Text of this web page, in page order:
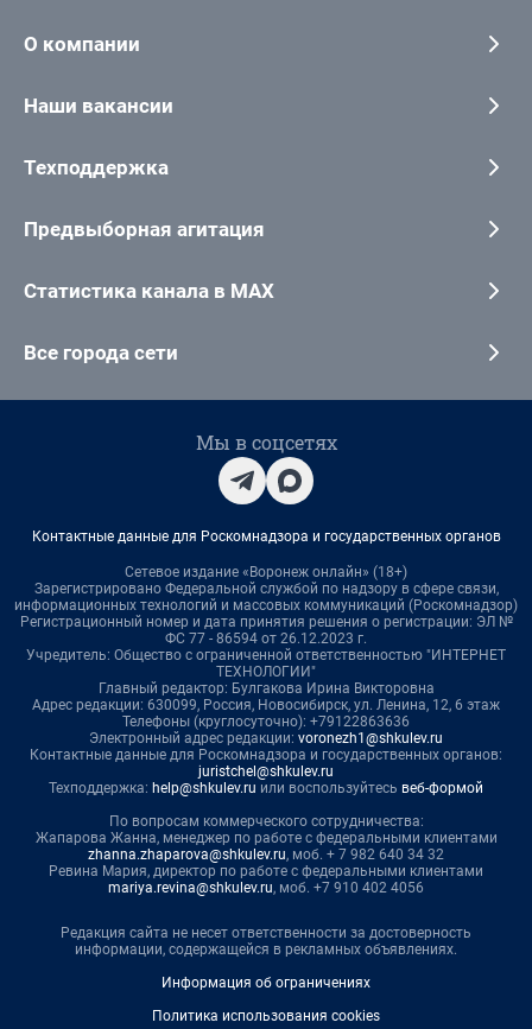
О компании
Наши вакансии
Техподдержка
Предвыборная агитация
Статистика канала в MAX
Все города сети
Мы в соцсетях
Контактные данные для Роскомнадзора и государственных органов
Сетевое издание «Воронеж онлайн» (18+)
Зарегистрировано Федеральной службой по надзору в сфере связи,
информационных технологий и массовых коммуникаций (Роскомнадзор)
Регистрационный номер и дата принятия решения о регистрации: ЭЛ №
ФС 77 - 86594 от 26.12.2023 г.
Учредитель: Общество с ограниченной ответственностью "ИНТЕРНЕТ
ТЕХНОЛОГИИ"
Главный редактор: Булгакова Ирина Викторовна
Адрес редакции: 630099, Россия, Новосибирск, ул. Ленина, 12, 6 этаж
Телефоны (круглосуточно): +79122863636
Электронный адрес редакции: voronezh1@shkulev.ru
Контактные данные для Роскомнадзора и государственных органов:
juristchel@shkulev.ru
Техподдержка: help@shkulev.ru или воспользуйтесь веб-формой
По вопросам коммерческого сотрудничества:
Жапарова Жанна, менеджер по работе с федеральными клиентами
zhanna.zhaparova@shkulev.ru, моб. + 7 982 640 34 32
Ревина Мария, директор по работе с федеральными клиентами
mariya.revina@shkulev.ru, моб. +7 910 402 4056
Редакция сайта не несет ответственности за достоверность
информации, содержащейся в рекламных объявлениях.
Информация об ограничениях
Политика использования cookies